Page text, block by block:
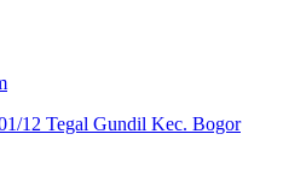
12 Tegal Gundil Kec. Bogor